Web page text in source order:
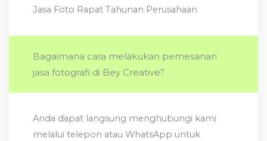
Jasa Foto Rapat Tahunan Perusahaan
Bagaimana cara melakukan pemesanan
jasa fotografi di Bey Creative?
Anda dapat langsung menghubungi kami
melalui telepon atau WhatsApp untuk